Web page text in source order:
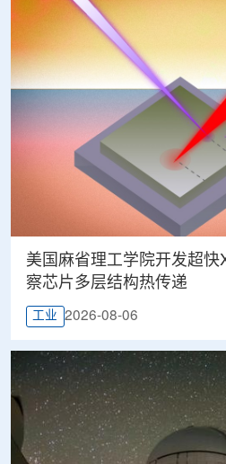
美国麻省理工学院开发超快
察芯片多层结构热传递
工业 2026-08-06